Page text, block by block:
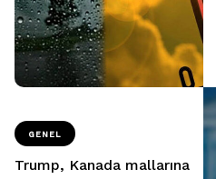
GENEL
Trump, Kanada mallarına